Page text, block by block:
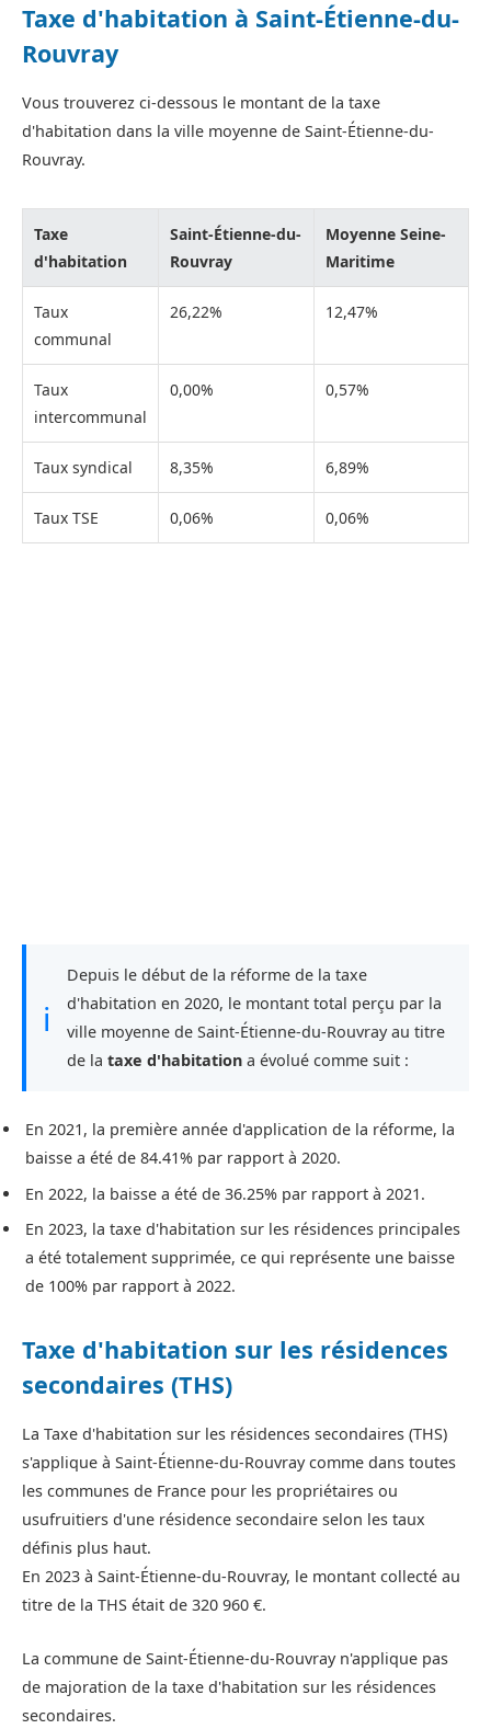
Taxe d'habitation à Saint-Étienne-du-
Rouvray
Vous trouverez ci-dessous le montant de la taxe
d'habitation dans la ville moyenne de Saint-Étienne-du-
Rouvray.
Taxe
d'habitation
Saint-Étienne-du-
Rouvray
Moyenne Seine-
Maritime
Taux
communal
26,22% 12,47%
Taux
intercommunal
0,00% 0,57%
Taux syndical 8,35% 6,89%
Taux TSE 0,06% 0,06%
ℹ
Depuis le début de la réforme de la taxe
d'habitation en 2020, le montant total perçu par la
ville moyenne de Saint-Étienne-du-Rouvray au titre
de la taxe d'habitation a évolué comme suit :
En 2021, la première année d'application de la réforme, la
baisse a été de 84.41% par rapport à 2020.
En 2022, la baisse a été de 36.25% par rapport à 2021.
En 2023, la taxe d'habitation sur les résidences principales
a été totalement supprimée, ce qui représente une baisse
de 100% par rapport à 2022.
Taxe d'habitation sur les résidences
secondaires (THS)
La Taxe d'habitation sur les résidences secondaires (THS)
s'applique à Saint-Étienne-du-Rouvray comme dans toutes
les communes de France pour les propriétaires ou
usufruitiers d'une résidence secondaire selon les taux
définis plus haut.
En 2023 à Saint-Étienne-du-Rouvray, le montant collecté au
titre de la THS était de 320 960 €.
La commune de Saint-Étienne-du-Rouvray n'applique pas
de majoration de la taxe d'habitation sur les résidences
secondaires.